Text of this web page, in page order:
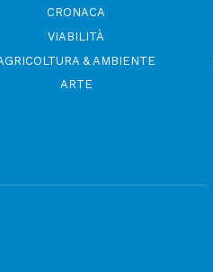
CRONACA
VIABILITÀ
& AMBIENTE
ARTE